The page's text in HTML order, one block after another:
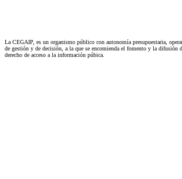
La CEGAIP, es un organismo público con autonomía presupuestaria,
de gestión y de decisión, a la que se encomienda el fomento y la difusión
derecho de acceso a la información púbica.